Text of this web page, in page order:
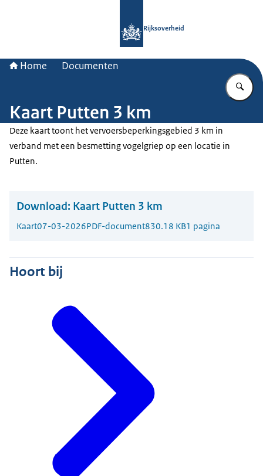
Rijksoverheid
Home Documenten
Kaart Putten 3 km
Deze kaart toont het vervoersbeperkingsgebied 3 km in
verband met een besmetting vogelgriep op een locatie in
Putten.
Download: Kaart Putten 3 km
Kaart07-03-2026PDF-document830.18 KB1 pagina
Hoort bij